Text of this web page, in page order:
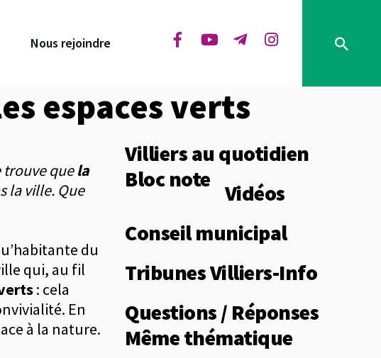
Nous rejoindre
espaces verts
trouve quela
la ville. Que
du
qui, au fil
: cela
En
à la nature.
Villiers au quotidien
Bloc note
Vidéos
Conseil municipal
Tribunes Villiers-Info
Questions / Réponses
Même thématique